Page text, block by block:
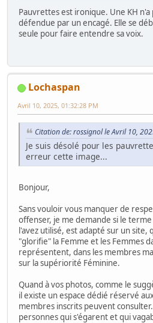
Pauvrettes est ironique. Une KH n'a
défendue par un encagé. Elle se
seule pour faire entendre sa voix.
Lochaspan
Avril 10, 2025, 01:32:28 PM
Citation de: rossignol le Avril 10,
Je suis désolé pour les
erreur cette image...
Bonjour,
Sans vouloir vous manquer de
offenser, je me demande si le
l'avez utilisé, est adapté sur un
"glorifie" la Femme et les Femmes
représentent, dans les membres
sur la supériorité Féminine.
Quand à vos photos, comme le
il existe un espace dédié réservé
membres inscrits peuvent
personnes qui s'égarent et qui